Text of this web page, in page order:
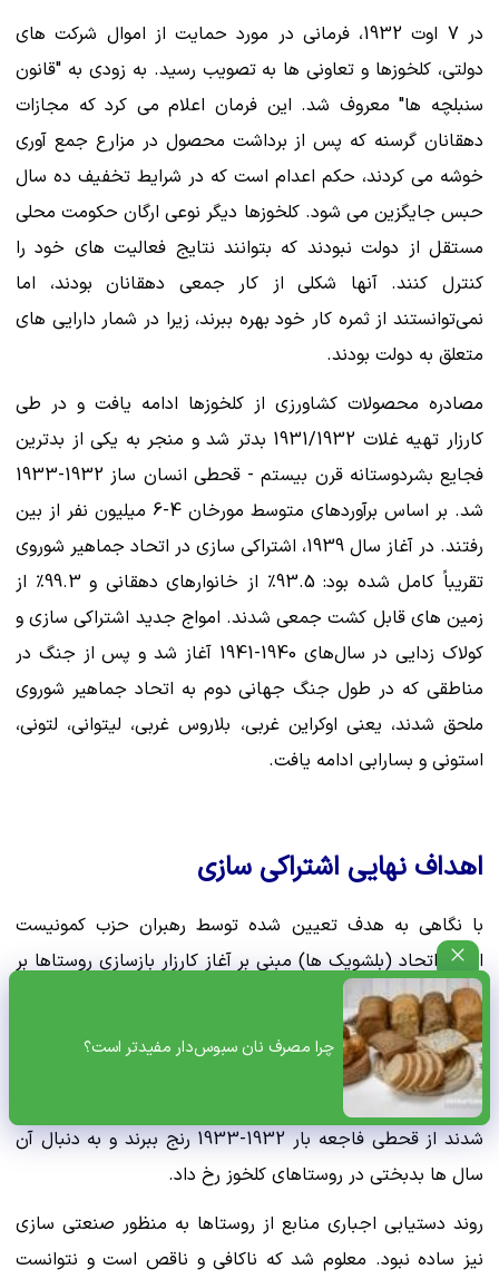
چرا مصرف نان سبوس‌دار مفیدتر است؟
در 7 اوت 1932، فرمانی در مورد حمایت از اموال شرکت های
دولتی، کلخوزها و تعاونی ها به تصویب رسید. به زودی به "قانون
سنبلچه ها" معروف شد. این فرمان اعلام می کرد که مجازات
دهقانان گرسنه که پس از برداشت محصول در مزارع جمع آوری
خوشه می کردند، حکم اعدام است که در شرایط تخفیف ده سال
حبس جایگزین می شود. کلخوزها دیگر نوعی ارگان حکومت محلی
مستقل از دولت نبودند که بتوانند نتایج فعالیت های خود را
کنترل کنند. آنها شکلی از کار جمعی دهقانان بودند، اما
نمی‌توانستند از ثمره کار خود بهره ببرند، زیرا در شمار دارایی های
متعلق به دولت بودند.
مصادره محصولات کشاورزی از کلخوزها ادامه یافت و در طی
کارزار تهیه غلات 1931/1932 بدتر شد و منجر به یکی از بدترین
فجایع بشردوستانه قرن بیستم - قحطی انسان ساز 1932-1933
شد. بر اساس برآوردهای متوسط مورخان 4-6 میلیون نفر از بین
رفتند. در آغاز سال 1939، اشتراکی سازی در اتحاد جماهیر شوروی
تقریباً کامل شده بود: 93.5٪ از خانوارهای دهقانی و 99.3٪ از
زمین های قابل کشت جمعی شدند. امواج جدید اشتراکی سازی و
کولاک ‌زدایی در سال‌های 1940-1941 آغاز شد و پس از جنگ در
مناطقی که در طول جنگ جهانی دوم به اتحاد جماهیر شوروی
ملحق شدند، یعنی اوکراین غربی، بلاروس غربی، لیتوانی، لتونی،
استونی و بسارابی ادامه یافت.
اهداف نهایی اشتراکی سازی
با نگاهی به هدف تعیین شده توسط رهبران حزب کمونیست
اتحاد اتحاد (بلشویک ها) مبنی بر آغاز کارزار بازسازی روستاها بر
اساس اصول سوسیالیستی، باید اعتراف کرد که اشتراکی سازی به
طرز بدی شکست خورد. بهره وری نیروی کار در بخش کشاورزی
کاهش یافت، حجم کل تولیدات کشاورزی کاهش یافت،
استانداردهای زندگی کشاورزان جمعی بهبود نیافت، مردم مجبور
شدند از قحطی فاجعه بار 1932-1933 رنج ببرند و به دنبال آن
سال ها بدبختی در روستاهای کلخوز رخ داد.
روند دستیابی اجباری منابع از روستاها به منظور صنعتی سازی
نیز ساده نبود. معلوم شد که ناکافی و ناقص است و نتوانست